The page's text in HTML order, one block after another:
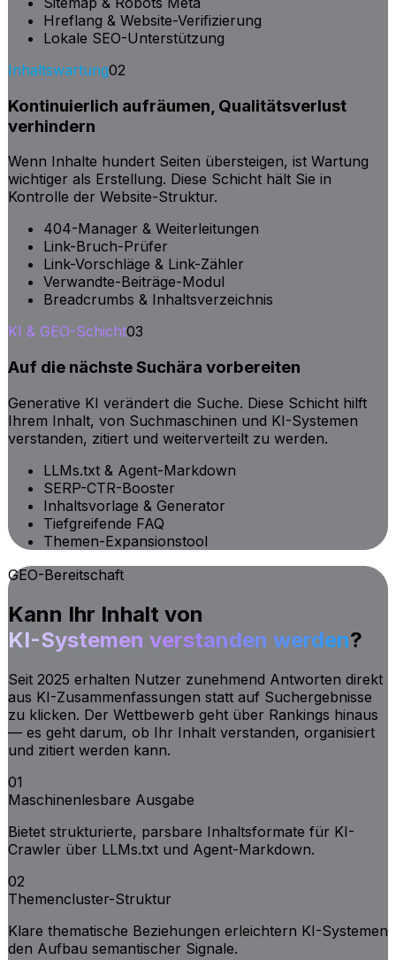
Hreflang & Website-Verifizierung
Lokale SEO-Unterstützung
Inhaltswartung02
Kontinuierlich aufräumen, Qualitätsverlust
verhindern
Wenn Inhalte hundert Seiten übersteigen, ist Wartung
wichtiger als Erstellung. Diese Schicht hält Sie in
Kontrolle der Website-Struktur.
404-Manager & Weiterleitungen
Link-Bruch-Prüfer
Link-Vorschläge & Link-Zähler
Verwandte-Beiträge-Modul
Breadcrumbs & Inhaltsverzeichnis
KI & GEO-Schicht03
Auf die nächste Suchära vorbereiten
Generative KI verändert die Suche. Diese Schicht hilft
Ihrem Inhalt, von Suchmaschinen und KI-Systemen
verstanden, zitiert und weiterverteilt zu werden.
LLMs.txt & Agent-Markdown
SERP-CTR-Booster
Inhaltsvorlage & Generator
Tiefgreifende FAQ
Themen-Expansionstool
GEO-Bereitschaft
Kann Ihr Inhalt von
KI-Systemen verstanden werden?
Seit 2025 erhalten Nutzer zunehmend Antworten direkt
aus KI-Zusammenfassungen statt auf Suchergebnisse
zu klicken. Der Wettbewerb geht über Rankings hinaus
— es geht darum, ob Ihr Inhalt verstanden, organisiert
und zitiert werden kann.
01
Maschinenlesbare Ausgabe
Bietet strukturierte, parsbare Inhaltsformate für KI-
Crawler über LLMs.txt und Agent-Markdown.
02
Themencluster-Struktur
Klare thematische Beziehungen erleichtern KI-Systemen
den Aufbau semantischer Signale.